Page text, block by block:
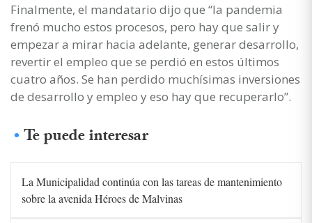
Finalmente, el mandatario dijo que “la pandemia
frenó mucho estos procesos, pero hay que salir y
empezar a mirar hacia adelante, generar desarrollo,
revertir el empleo que se perdió en estos últimos
cuatro años. Se han perdido muchísimas inversiones
de desarrollo y empleo y eso hay que recuperarlo”.
Te puede interesar
La Municipalidad continúa con las tareas de mantenimiento
sobre la avenida Héroes de Malvinas